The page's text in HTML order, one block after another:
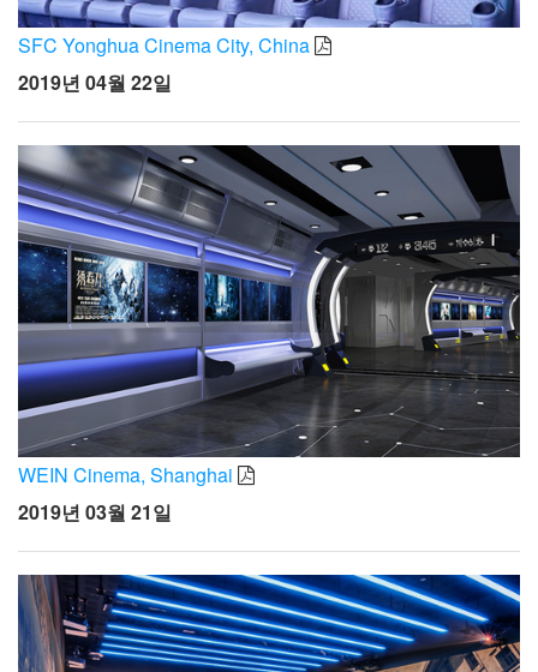
SFC Yonghua Cinema City, China
2019년 04월 22일
WEIN Cinema, Shanghai
2019년 03월 21일